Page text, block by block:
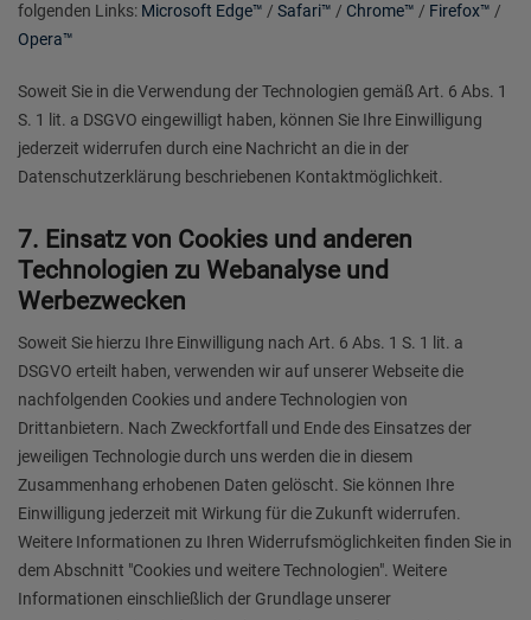
folgenden Links: Microsoft Edge™ / Safari™ / Chrome™ / Firefox™ /
Opera™
Soweit Sie in die Verwendung der Technologien gemäß Art. 6 Abs. 1
S. 1 lit. a DSGVO eingewilligt haben, können Sie Ihre Einwilligung
jederzeit widerrufen durch eine Nachricht an die in der
Datenschutzerklärung beschriebenen Kontaktmöglichkeit.
7. Einsatz von Cookies und anderen
Technologien zu Webanalyse und
Werbezwecken
Soweit Sie hierzu Ihre Einwilligung nach Art. 6 Abs. 1 S. 1 lit. a
DSGVO erteilt haben, verwenden wir auf unserer Webseite die
nachfolgenden Cookies und andere Technologien von
Drittanbietern. Nach Zweckfortfall und Ende des Einsatzes der
jeweiligen Technologie durch uns werden die in diesem
Zusammenhang erhobenen Daten gelöscht. Sie können Ihre
Einwilligung jederzeit mit Wirkung für die Zukunft widerrufen.
Weitere Informationen zu Ihren Widerrufsmöglichkeiten finden Sie in
dem Abschnitt "Cookies und weitere Technologien". Weitere
Informationen einschließlich der Grundlage unserer